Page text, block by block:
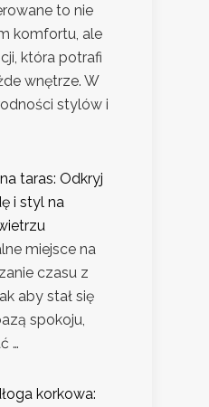
to nie
komfortu, ale
która potrafi
wnętrze. W
stylów i
taras: Odkryj
i styl na
miejsce na
czasu z
aby stał się
spokoju,
…
korkowa: